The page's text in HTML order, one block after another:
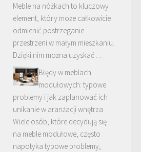
Meble na nóżkach to kluczowy
element, który może całkowicie
odmienić postrzeganie
przestrzeni w małym mieszkaniu.
Dzięki nim można uzyskać …
Błędy w meblach
modułowych: typowe
problemy i jak zaplanować ich
unikanie w aranżacji wnętrza
Wiele osób, które decydują się
na meble modułowe, często
napotyka typowe problemy,